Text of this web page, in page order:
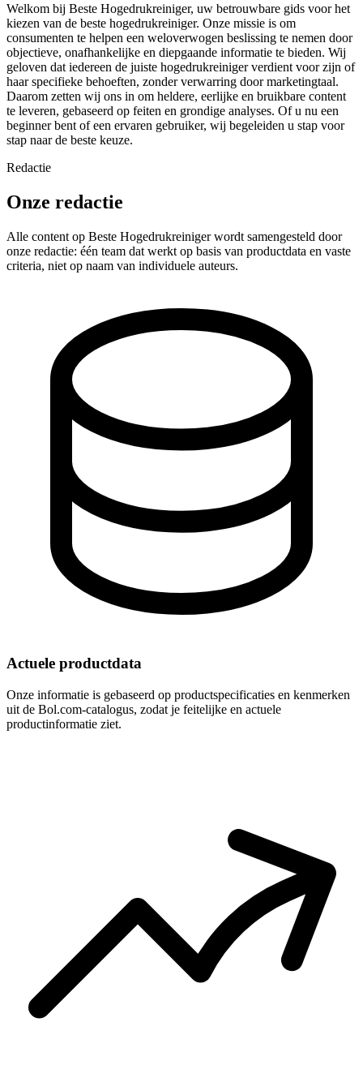
Welkom bij Beste Hogedrukreiniger, uw betrouwbare gids voor het
kiezen van de beste hogedrukreiniger. Onze missie is om
consumenten te helpen een weloverwogen beslissing te nemen door
objectieve, onafhankelijke en diepgaande informatie te bieden. Wij
geloven dat iedereen de juiste hogedrukreiniger verdient voor zijn of
haar specifieke behoeften, zonder verwarring door marketingtaal.
Daarom zetten wij ons in om heldere, eerlijke en bruikbare content
te leveren, gebaseerd op feiten en grondige analyses. Of u nu een
beginner bent of een ervaren gebruiker, wij begeleiden u stap voor
stap naar de beste keuze.
Redactie
Onze redactie
Alle content op Beste Hogedrukreiniger wordt samengesteld door
onze redactie: één team dat werkt op basis van productdata en vaste
criteria, niet op naam van individuele auteurs.
Actuele productdata
Onze informatie is gebaseerd op productspecificaties en kenmerken
uit de Bol.com-catalogus, zodat je feitelijke en actuele
productinformatie ziet.